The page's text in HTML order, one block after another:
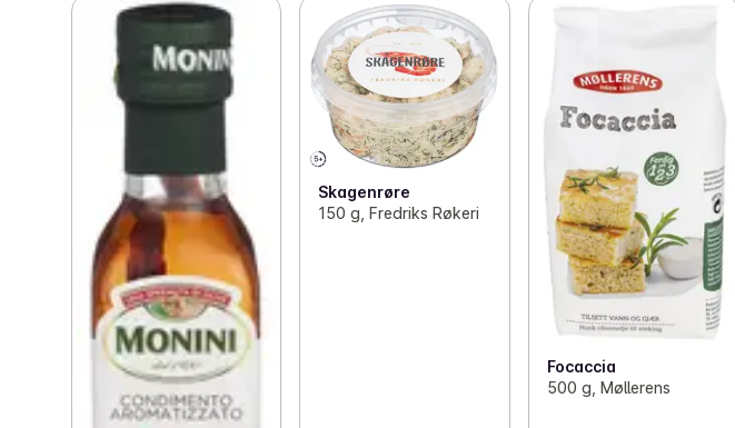
Skagenrøre
150 g, Fredriks Røkeri
Focaccia
500 g, Møllerens